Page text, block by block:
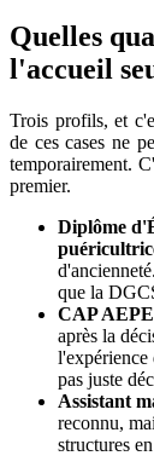
Quelles
l'accueil
Trois profils, et
de ces cases ne
temporairement.
premier.
Diplôme
que la
CAP
après la
l'expérience
pas juste
Assistant
reconnu,
structures